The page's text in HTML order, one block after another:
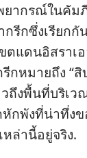
ากรณ์​ใน​คัม
รีก​ซึ่ง​เรียก​
แดน​อิสราเ
หมาย​ถึง “สิ
ถึง​พื้น​ที่​บริเว
ก​พัง​ที่​น่า​ทึ่ง​ข
ล่า​นี้​อยู่​จริง.